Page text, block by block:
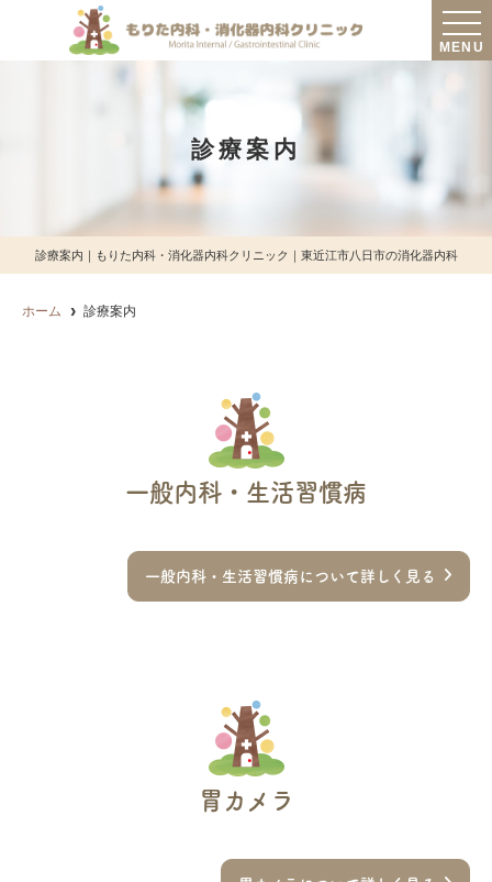
MENU
診療案内
診療案内｜もりた内科・消化器内科クリニック｜東近江市八日市の消化器内科
ホーム 診療案内
一般内科・生活習慣病
一般内科・生活習慣病について詳しく見る
胃カメラ